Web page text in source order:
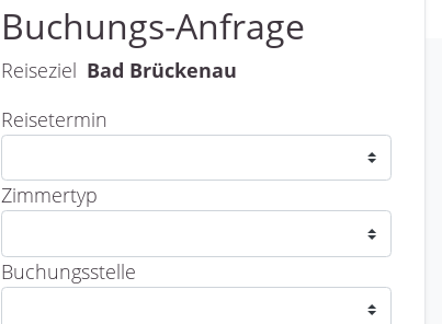
Buchungs-Anfrage
Reiseziel Bad Brückenau
Reisetermin
Zimmertyp
Buchungsstelle